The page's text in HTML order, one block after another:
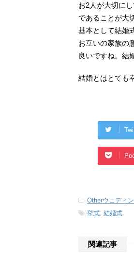
お2人が大切に
であることが大
基本として結婚
お互いの家族の
良いですね。結
結婚とはとても
-Otherウェディ
-挙式 結婚式
関連記事